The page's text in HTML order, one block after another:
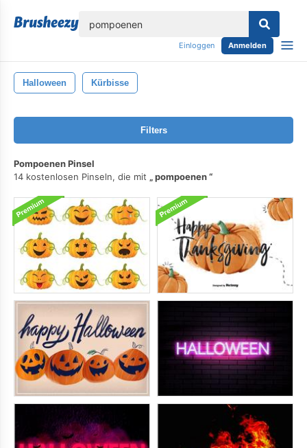
Einloggen Anmelden
Halloween Kürbisse
Filters
Pompoenen Pinsel
14 kostenlosen Pinseln, die mit
pompoenen